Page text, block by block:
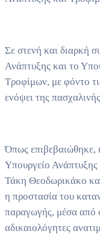
Σε στενή και διαρκή
Ανάπτυξης και το
Τροφίμων, με φόντο
ενόψει της
Όπως επιβεβαιώθηκε,
Υπουργείο
Τάκη Θεοδωρικάκο
η προστασία του
παραγωγής, μέσα από
αδικαιολόγητες